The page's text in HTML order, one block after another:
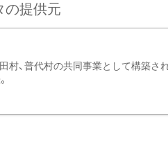
の提供元
村、普代村の共同事業として構築さ